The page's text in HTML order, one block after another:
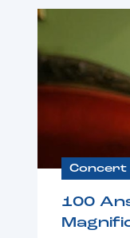
Concert
100